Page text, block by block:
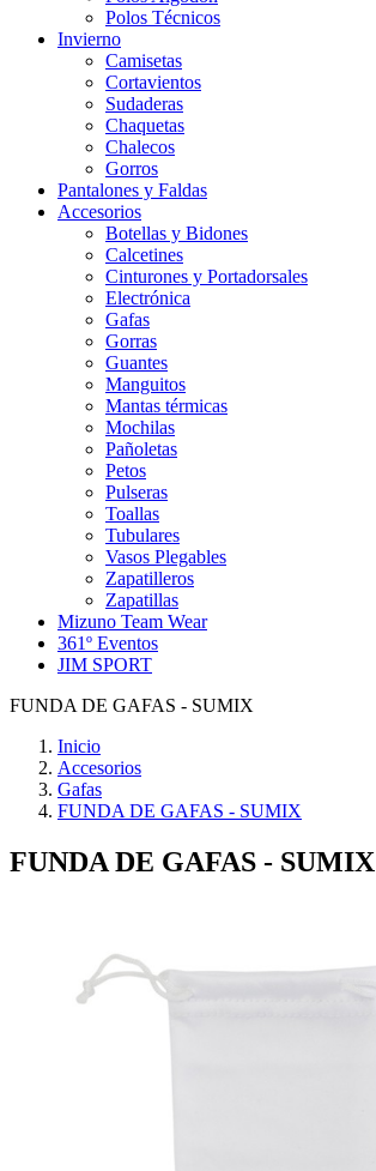
Polos Técnicos
Invierno
Camisetas
Cortavientos
Sudaderas
Chaquetas
Chalecos
Gorros
Pantalones y Faldas
Accesorios
Botellas y Bidones
Calcetines
Cinturones y Portadorsales
Electrónica
Gafas
Gorras
Guantes
Manguitos
Mantas térmicas
Mochilas
Pañoletas
Petos
Pulseras
Toallas
Tubulares
Vasos Plegables
Zapatilleros
Zapatillas
Mizuno Team Wear
361º Eventos
JIM SPORT
FUNDA DE GAFAS - SUMIX
Inicio
Accesorios
Gafas
FUNDA DE GAFAS - SUMIX
FUNDA DE GAFAS - SUMIX